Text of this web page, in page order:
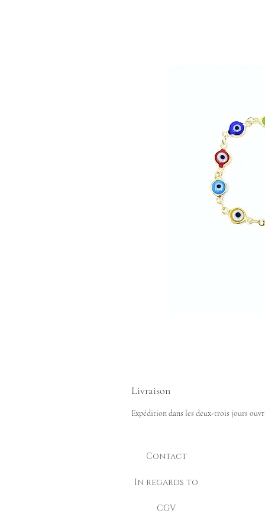
Livraison
Expédition dans les deux-trois jours
Contact
In regards to
CGV